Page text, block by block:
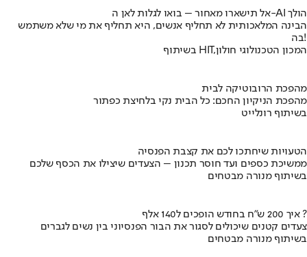
אל תישארו מאחור – בואו לגלות לאן ה-AI הולך
הבינה המלאכותית לא תחליף אנשים, היא תחליף את מי שלא משתמש
בה!
בשיתוף HIT,המכון הטכנולוגי חולון
מהפכת הרובוטיקה לבית
מהפכת הניקיון החכם: כל הבית נקי בלחיצת כפתור
בשיתוף רונלייט
הטעויות שיחתכו לכם את קצבת הפנסיה
ממשיכת כספים ועד חוסר תכנון – הצעדים שיצילו את הכסף שלכם
בשיתוף מנורה מבטחים
איך 200 ש"ח בחודש הופכים ל140 אלף ?
צעדים קטנים שיכולים לסגור את הבור הפנסיוני בין נשים לגברים
בשיתוף מנורה מבטחים